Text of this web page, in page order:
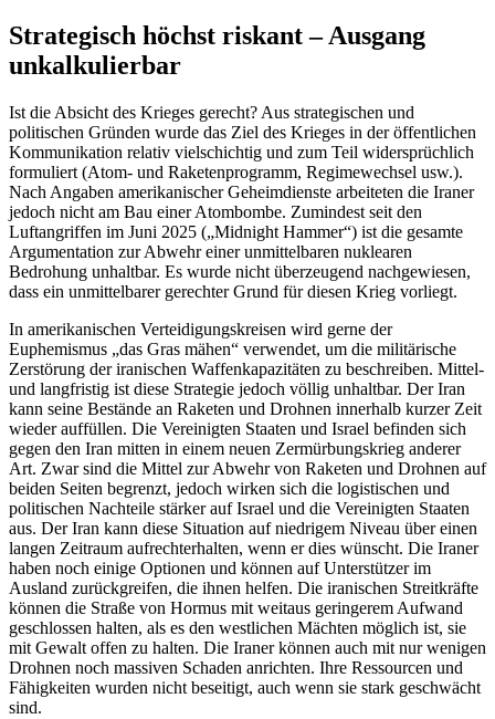
Strategisch höchst riskant – Ausgang
unkalkulierbar
Ist die Absicht des Krieges gerecht? Aus strategischen und
politischen Gründen wurde das Ziel des Krieges in der öffentlichen
Kommunikation relativ vielschichtig und zum Teil widersprüchlich
formuliert (Atom- und Raketenprogramm, Regimewechsel usw.).
Nach Angaben amerikanischer Geheimdienste arbeiteten die Iraner
jedoch nicht am Bau einer Atombombe. Zumindest seit den
Luftangriffen im Juni 2025 („Midnight Hammer“) ist die gesamte
Argumentation zur Abwehr einer unmittelbaren nuklearen
Bedrohung unhaltbar. Es wurde nicht überzeugend nachgewiesen,
dass ein unmittelbarer gerechter Grund für diesen Krieg vorliegt.
In amerikanischen Verteidigungskreisen wird gerne der
Euphemismus „das Gras mähen“ verwendet, um die militärische
Zerstörung der iranischen Waffenkapazitäten zu beschreiben. Mittel-
und langfristig ist diese Strategie jedoch völlig unhaltbar. Der Iran
kann seine Bestände an Raketen und Drohnen innerhalb kurzer Zeit
wieder auffüllen. Die Vereinigten Staaten und Israel befinden sich
gegen den Iran mitten in einem neuen Zermürbungskrieg anderer
Art. Zwar sind die Mittel zur Abwehr von Raketen und Drohnen auf
beiden Seiten begrenzt, jedoch wirken sich die logistischen und
politischen Nachteile stärker auf Israel und die Vereinigten Staaten
aus. Der Iran kann diese Situation auf niedrigem Niveau über einen
langen Zeitraum aufrechterhalten, wenn er dies wünscht. Die Iraner
haben noch einige Optionen und können auf Unterstützer im
Ausland zurückgreifen, die ihnen helfen. Die iranischen Streitkräfte
können die Straße von Hormus mit weitaus geringerem Aufwand
geschlossen halten, als es den westlichen Mächten möglich ist, sie
mit Gewalt offen zu halten. Die Iraner können auch mit nur wenigen
Drohnen noch massiven Schaden anrichten. Ihre Ressourcen und
Fähigkeiten wurden nicht beseitigt, auch wenn sie stark geschwächt
sind.